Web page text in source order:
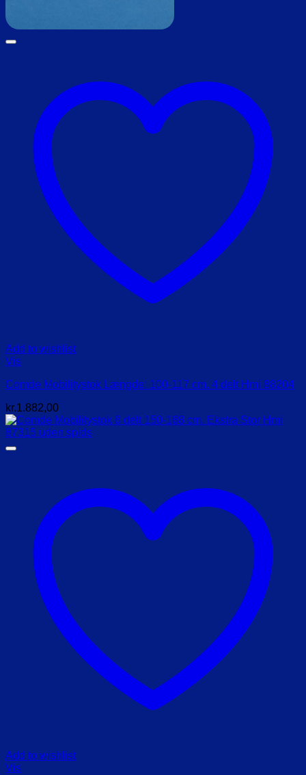
Add to wishlist
Vis
Comde Mobilitystok Længde: 100-117 cm. 4 delt Hmi 88204
kr.1.882,00
Add to wishlist
Vis